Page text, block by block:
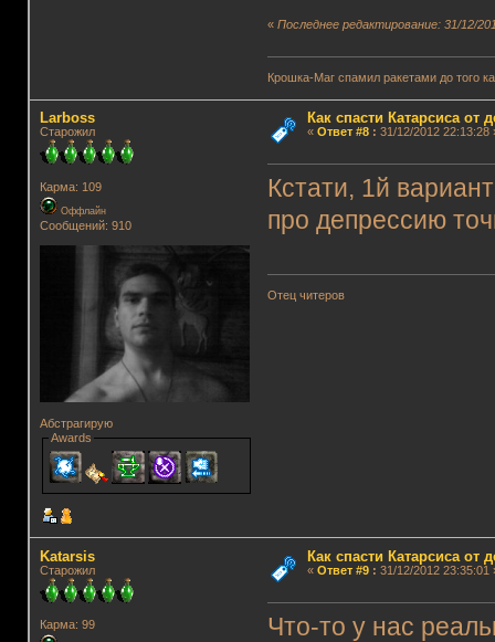
«Последнее редактирование: 31/12/
Крошка-Маг спамил ракетами до того
Lаrboss
Старожил
Карма: 109
Оффлайн
Сообщений: 910
Абстрагирую
Awards
Как спасти Катарсиса от
« Ответ #8: 31/12/2012 22:13:28
Кстати, 1й
про депрессию
Отец читеров
Katarsis
Старожил
Карма: 99
Как спасти Катарсиса от
« Ответ #9: 31/12/2012 23:35:01
Что-то у нас